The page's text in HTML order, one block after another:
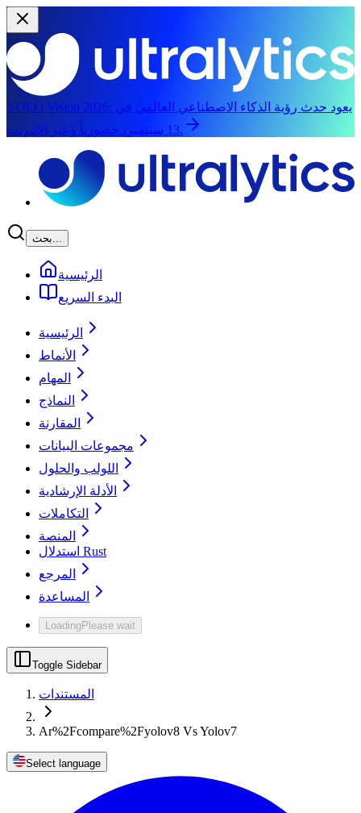
YOLO Vision 2026: يعود حدث رؤية الذكاء الاصطناعي العالمي في
13 سبتمبر، حضورياً وعبر الإنترنت.
بحث...
الرئيسية
البدء السريع
الرئيسية
الأنماط
المهام
النماذج
المقارنة
مجموعات البيانات
اللولب والحلول
الأدلة الإرشادية
التكاملات
المنصة
استدلال Rust
المرجع
المساعدة
LoadingPlease wait
Toggle Sidebar
المستندات
Ar%2Fcompare%2Fyolov8 Vs Yolov7
Select language